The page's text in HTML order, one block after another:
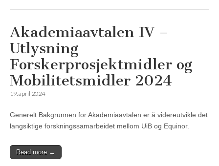
Akademiaavtalen IV –
Utlysning
Forskerprosjektmidler og
Mobilitetsmidler 2024
19. april 2024
Generelt Bakgrunnen for Akademiaavtalen er å videreutvikle det
langsiktige forskningssamarbeidet mellom UiB og Equinor.
Read more →